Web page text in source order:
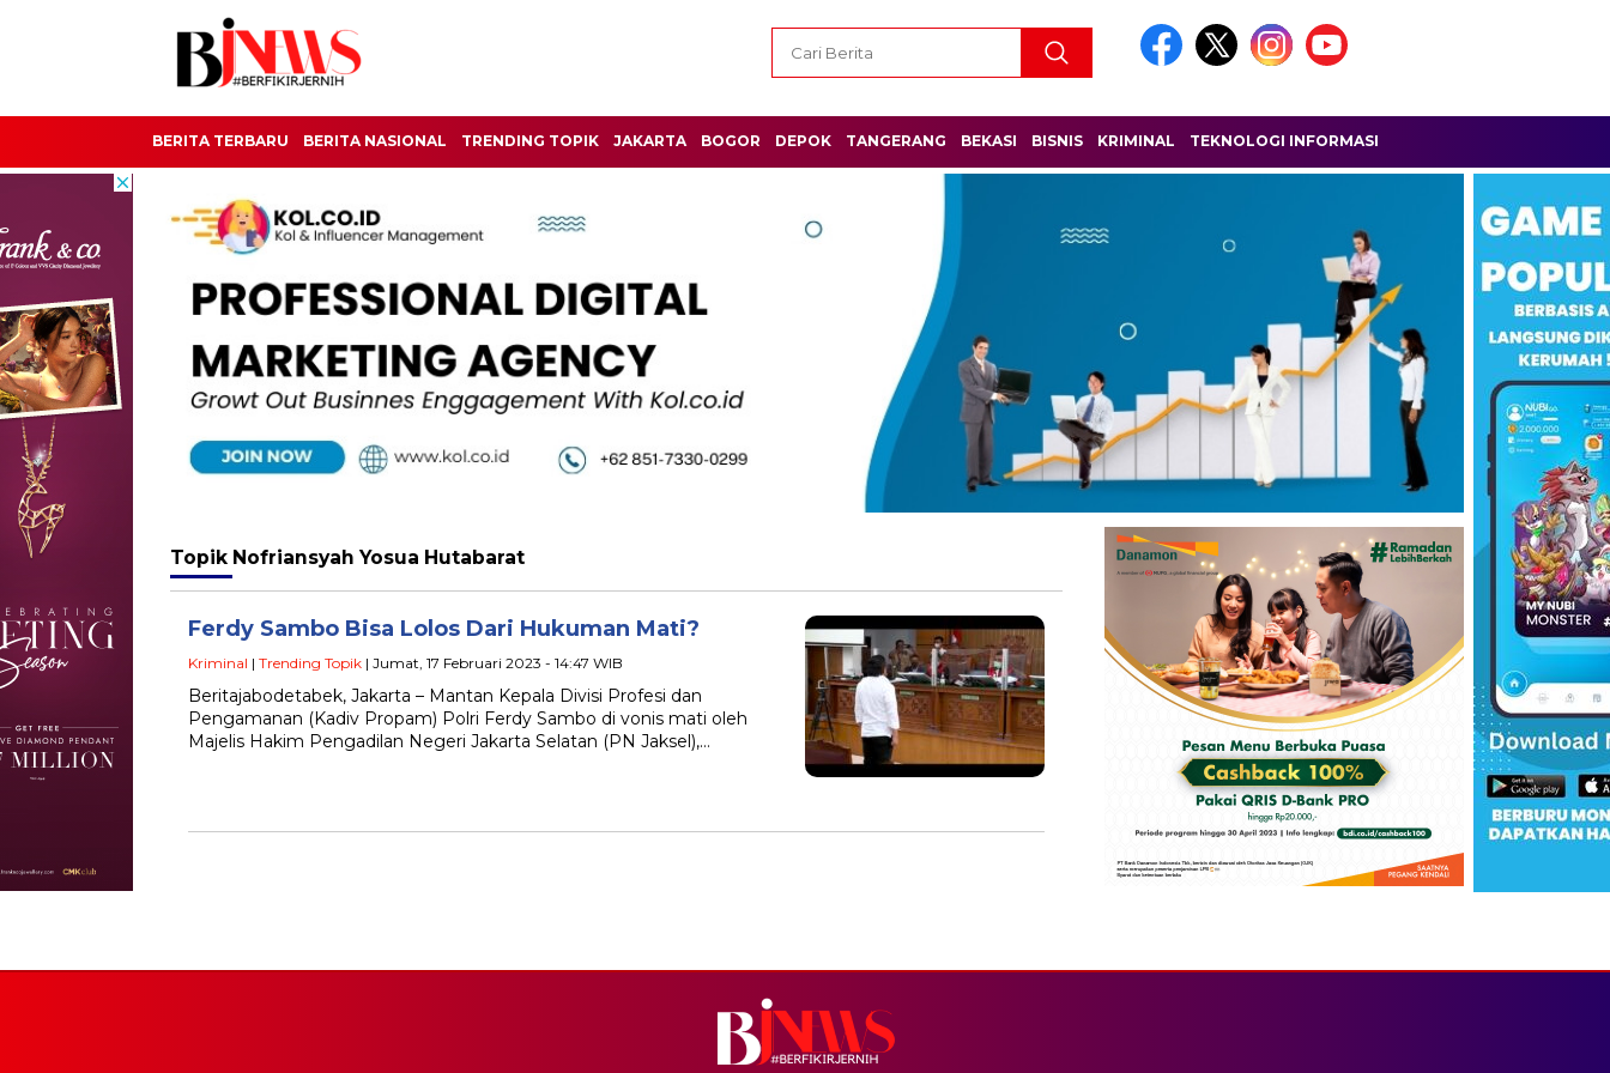
BERITA TERBARU BERITA NASIONAL TRENDING TOPIK JAKARTA BOGOR DEPOK TANGERANG BEKASI BISNIS KRIMINAL TEKNOLOGI INFORMASI
Topik Nofriansyah Yosua Hutabarat
Ferdy Sambo Bisa Lolos Dari Hukuman Mati?
Kriminal | Trending Topik | Jumat, 17 Februari 2023 - 14:47 WIB
Beritajabodetabek, Jakarta – Mantan Kepala Divisi Profesi dan
Pengamanan (Kadiv Propam) Polri Ferdy Sambo di vonis mati oleh
Majelis Hakim Pengadilan Negeri Jakarta Selatan (PN Jaksel),…